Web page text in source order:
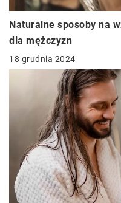
Naturalne sposoby na
dla mężczyzn
18 grudnia 2024